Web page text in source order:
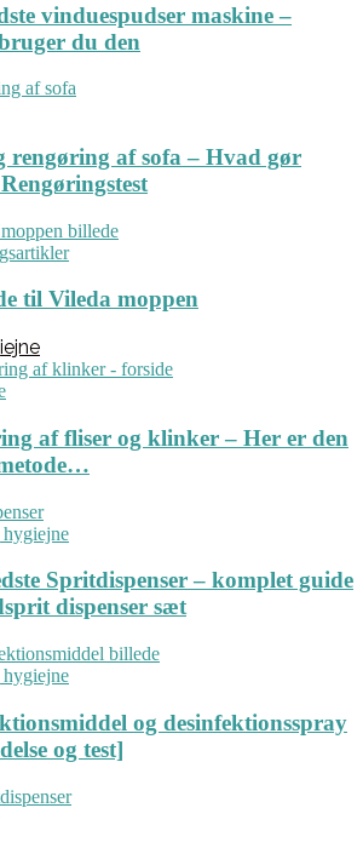
vinduespudser maskine –
du den
rengøring af sofa – Hvad gør
til Vileda moppen
af fliser og klinker – Her er den
Spritdispenser – komplet guide
dispenser sæt
og desinfektionsspray
og test]